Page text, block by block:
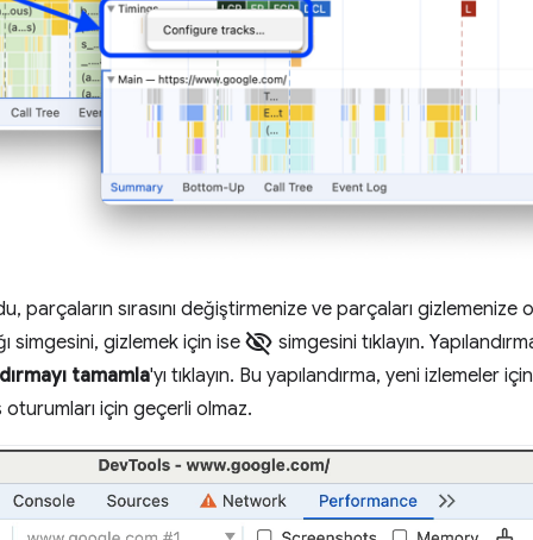
parçaların sırasını değiştirmenize ve parçaları gizlemenize
simgesini, gizlemek için ise visibility_off simgesini tıklayın.
tamamla'yı tıklayın. Bu yapılandırma, yeni izlemeler
için geçerli olmaz.